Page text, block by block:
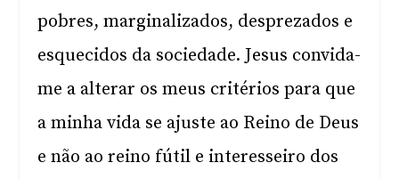
pobres, marginalizados, desprezados e
esquecidos da sociedade. Jesus convida-
me a alterar os meus critérios para que
a minha vida se ajuste ao Reino de Deus
e não ao reino fútil e interesseiro dos